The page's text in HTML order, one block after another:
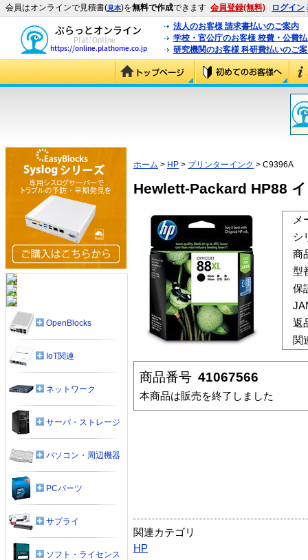
会員はオンラインで見積書(見本)を無料で作成できます 会員登録(無料) ログイン
法人のお客様 請求書払いのご案内
学校・官公庁のお客様 校費・公費
研究機関のお客様 科研費払いのご
ホーム > HP > プリンターインク > C9396A
Hewlett-Packard HP88
メ
シ
商
型
保
返
関
商品番号 41067566
本商品は販売を終了しました
関連カテゴリ
HP
OpenBlocks
IoT関連
ネットワーク
サーバ・ストレージ
パソコン・周辺機器
PCパーツ
サプライ
ソフト・ライセンス